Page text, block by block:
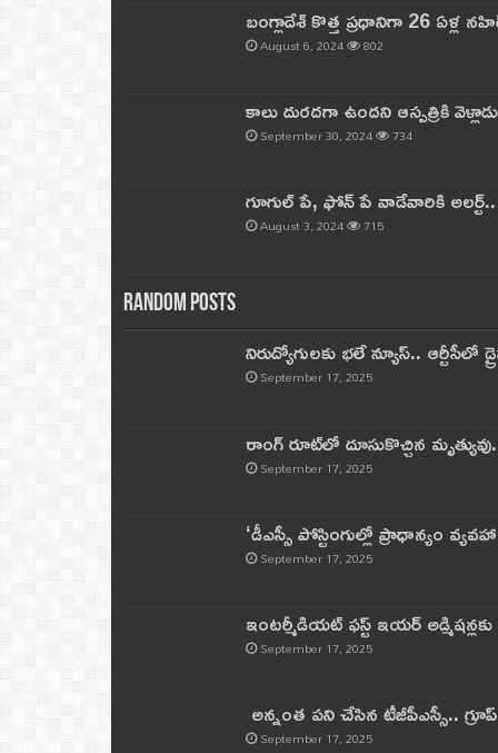
బంగ్లాదేశ్ కొత్త ప్రధానిగా 26 ఏళ్ల
August 6, 2024 802
కాలు దురదగా ఉందని ఆస్పత్రికి
September 30, 2024 734
గూగుల్ పే, ఫోన్ పే వాడేవారికి
August 3, 2024 715
Random Posts
నిరుద్యోగులకు భలే న్యూస్.. ఆర్టీసీలో
September 17, 2025
రాంగ్ రూట్‌లో దూసుకొచ్చిన
September 17, 2025
‘డీఎస్సీ పోస్టింగుల్లో ప్రాధాన్యం
September 17, 2025
ఇంటర్మీడియట్ ఫస్ట్‌ ఇయర్‌
September 17, 2025
అన్నంత పని చేసిన టీజీపీఎస్సీ..
September 17, 2025